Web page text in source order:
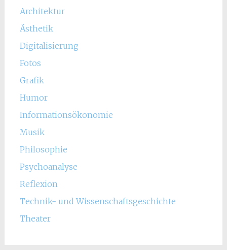
Architektur
Ästhetik
Digitalisierung
Fotos
Grafik
Humor
Informationsökonomie
Musik
Philosophie
Psychoanalyse
Reflexion
Technik- und Wissenschaftsgeschichte
Theater